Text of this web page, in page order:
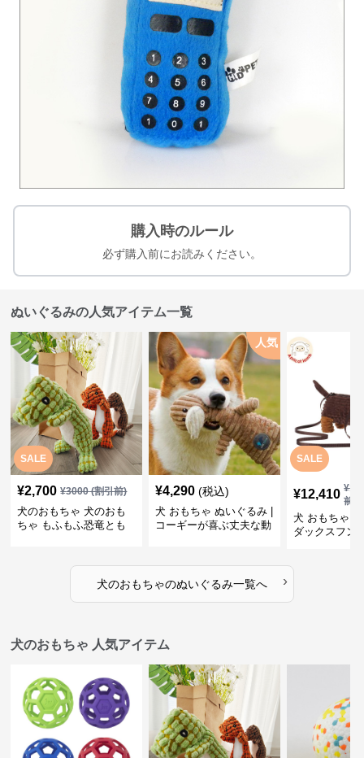
購入時のルール
必ず購入前にお読みください。
ぬいぐるみの人気アイテム一覧
SALE
¥2,700 ¥3000(割引前)
犬のおもちゃ 犬のおも
ちゃ もふもふ恐竜とも
人気
¥4,290 (税込)
犬 おもちゃ ぬいぐるみ |
コーギーが喜ぶ丈夫な動
SALE
¥12,410 ¥
前)
犬 おもちゃ
ダックスフン
犬のおもちゃのぬいぐるみ一覧へ ›
犬のおもちゃ 人気アイテム